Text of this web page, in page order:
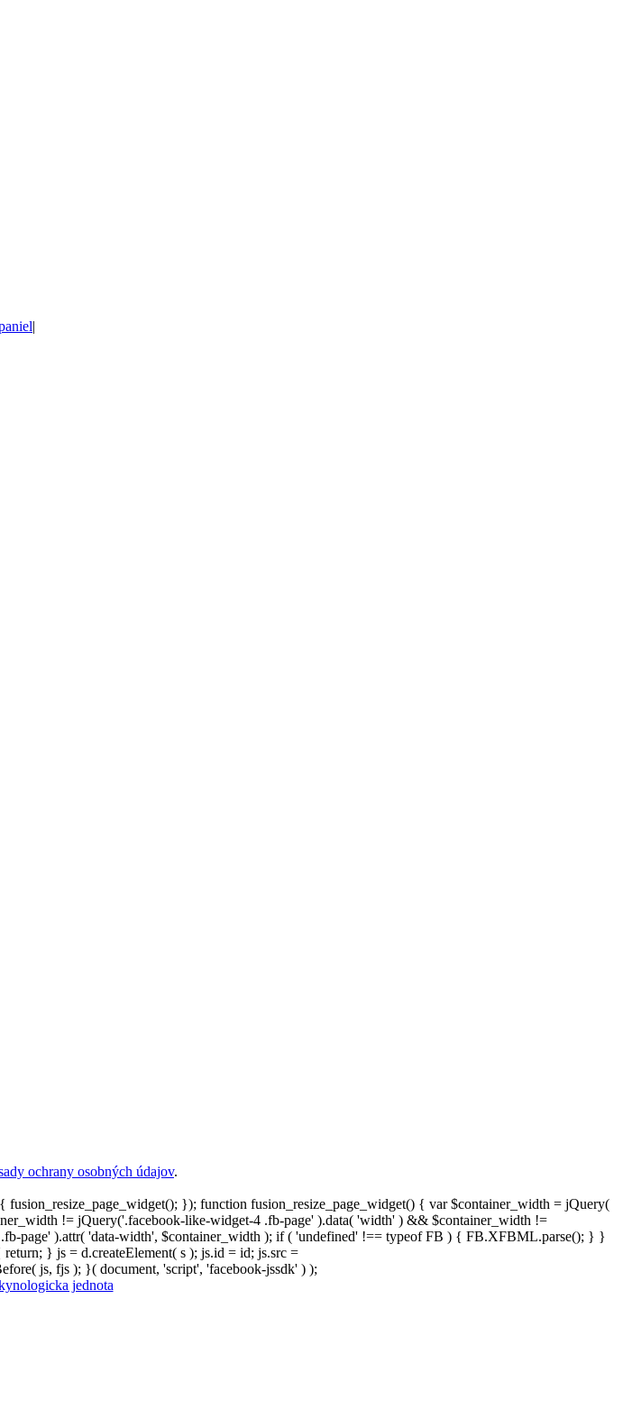
|
ochrany osobných údajov.
}); function fusion_resize_page_widget() { var $container_width = jQuery(
!= jQuery('.facebook-like-widget-4 .fb-page' ).data( 'width' ) && $container_width !=
page' ).attr( 'data-width', $container_width ); if ( 'undefined' !== typeof FB ) { FB.XFBML.parse(); } }
} js = d.createElement( s ); js.id = id; js.src =
js, fjs ); }( document, 'script', 'facebook-jssdk' ) );